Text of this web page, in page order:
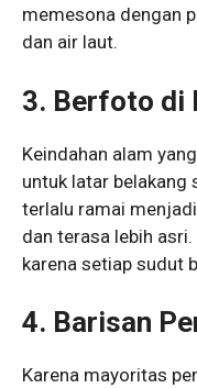
memesona dengan
dan air laut.
3. Berfoto di
Keindahan alam
untuk latar
terlalu ramai
dan terasa lebih
karena setiap sudut
4. Barisan
Karena mayoritas